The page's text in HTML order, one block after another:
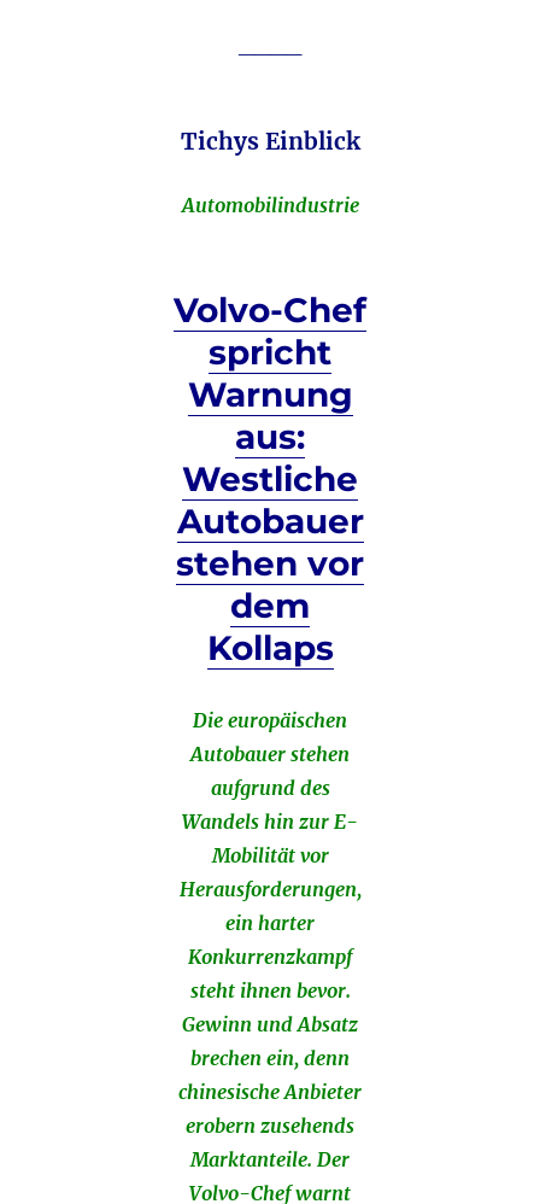
Tichys Einblick
Automobilindustrie
Volvo-Chef
spricht
Warnung
aus:
Westliche
Autobauer
stehen vor
dem
Kollaps
Die europäischen
Autobauer stehen
aufgrund des
Wandels hin zur E-
Mobilität vor
Herausforderungen,
ein harter
Konkurrenzkampf
steht ihnen bevor.
Gewinn und Absatz
brechen ein, denn
chinesische Anbieter
erobern zusehends
Marktanteile. Der
Volvo-Chef warnt